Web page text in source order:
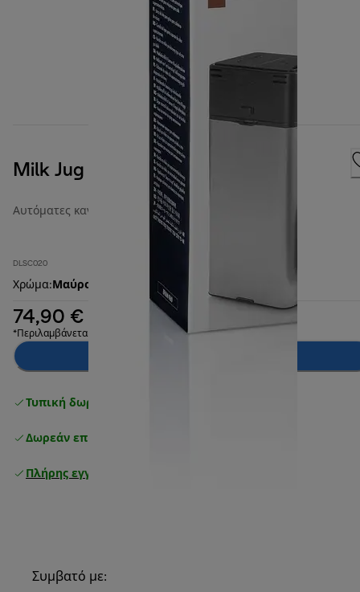
Milk Jug
Αυτόματες κανάτες γάλακτος
DLSC020
Χρώμα: Μαύρο
74,90 €
*Περιλαμβάνεται ΦΠΑ
Τυπική δωρεάν παράδοση
Δωρεάν επιστροφές
Πλήρης εγγύηση κατασκευαστή
Συμβατό με: